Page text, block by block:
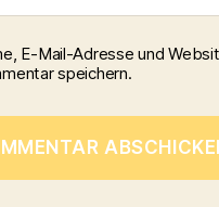
E-Mail-Adresse und
speichern.